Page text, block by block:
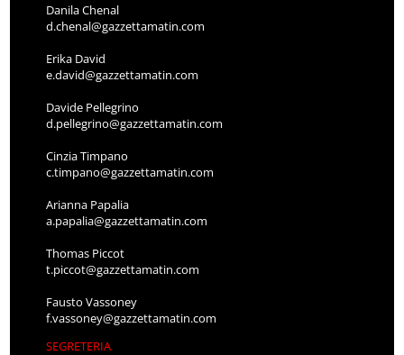
Danila Chenal
d.chenal@gazzettamatin.com
Erika David
e.david@gazzettamatin.com
Davide Pellegrino
d.pellegrino@gazzettamatin.com
Cinzia Timpano
c.timpano@gazzettamatin.com
Arianna Papalia
a.papalia@gazzettamatin.com
Thomas Piccot
t.piccot@gazzettamatin.com
Fausto Vassoney
f.vassoney@gazzettamatin.com
SEGRETERIA